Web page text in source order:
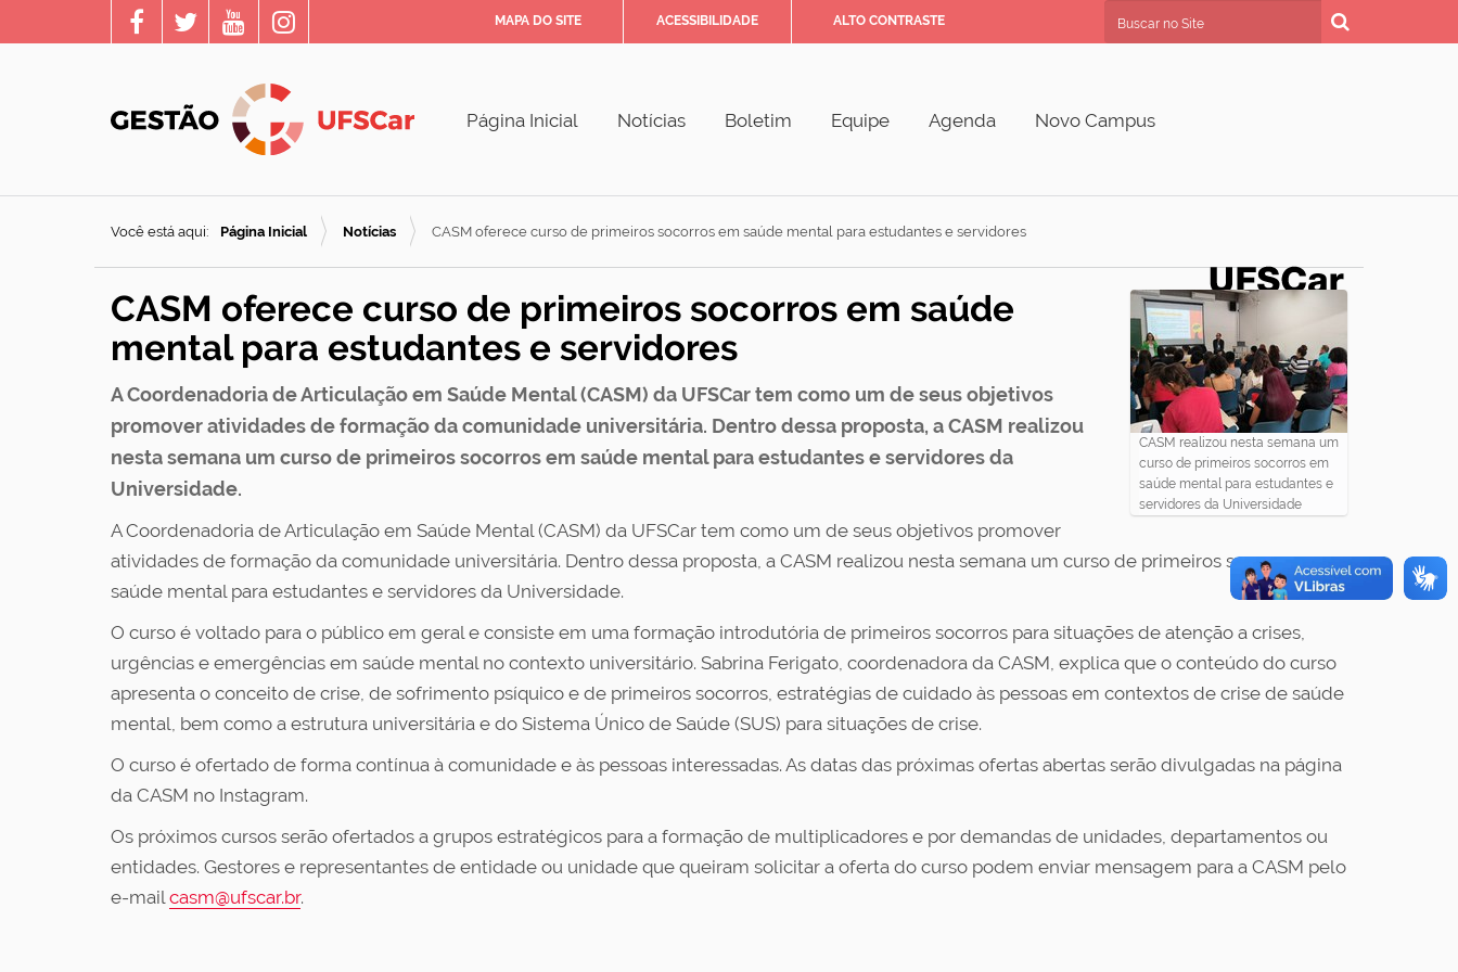
MAPA DO SITE ACESSIBILIDADE ALTO CONTRASTE Busca Avançada…
Página Inicial Notícias Boletim Equipe Agenda Novo Campus
Você está aqui: Página Inicial Notícias CASM oferece curso de primeiros socorros em saúde mental para estudantes e servidores
CASM realizou nesta semana um
curso de primeiros socorros em
saúde mental para estudantes e
servidores da Universidade
CASM oferece curso de primeiros socorros em saúde
mental para estudantes e servidores
A Coordenadoria de Articulação em Saúde Mental (CASM) da UFSCar tem como um de seus objetivos
promover atividades de formação da comunidade universitária. Dentro dessa proposta, a CASM realizou
nesta semana um curso de primeiros socorros em saúde mental para estudantes e servidores da
Universidade.
A Coordenadoria de Articulação em Saúde Mental (CASM) da UFSCar tem como um de seus objetivos promover
atividades de formação da comunidade universitária. Dentro dessa proposta, a CASM realizou nesta semana um curso de primeiros socorros em
saúde mental para estudantes e servidores da Universidade.
O curso é voltado para o público em geral e consiste em uma formação introdutória de primeiros socorros para situações de atenção a crises,
urgências e emergências em saúde mental no contexto universitário. Sabrina Ferigato, coordenadora da CASM, explica que o conteúdo do curso
apresenta o conceito de crise, de sofrimento psíquico e de primeiros socorros, estratégias de cuidado às pessoas em contextos de crise de saúde
mental, bem como a estrutura universitária e do Sistema Único de Saúde (SUS) para situações de crise.
O curso é ofertado de forma contínua à comunidade e às pessoas interessadas. As datas das próximas ofertas abertas serão divulgadas na página
da CASM no Instagram.
Os próximos cursos serão ofertados a grupos estratégicos para a formação de multiplicadores e por demandas de unidades, departamentos ou
entidades. Gestores e representantes de entidade ou unidade que queiram solicitar a oferta do curso podem enviar mensagem para a CASM pelo
e-mailcasm@ufscar.br.